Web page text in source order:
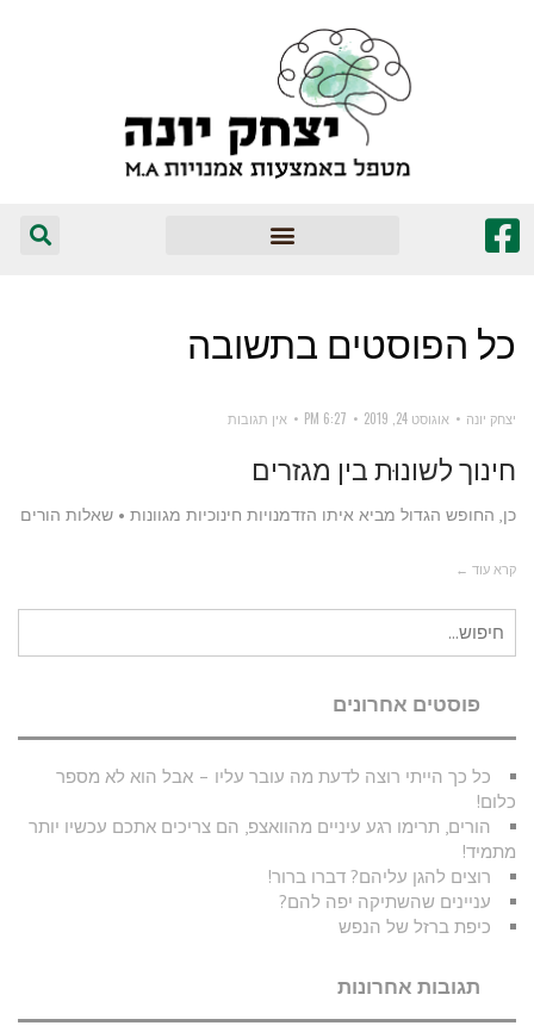
כל הפוסטים בתשובה
יצחק יונה אוגוסט 24, 2019 6:27 PM אין תגובות
חינוך לשונוּת בין מגזרים
כן, החופש הגדול מביא איתו הזדמנויות חינוכיות מגוונות • שאלות הורים
קרא עוד ←
עבור:
פוסטים אחרונים
כל כך הייתי רוצה לדעת מה עובר עליו – אבל הוא לא מספר
כלום!
הורים, תרימו רגע עיניים מהוואצפ, הם צריכים אתכם עכשיו יותר
מתמיד!
רוצים להגן עליהם? דברו ברור!
עניינים שהשתיקה יפה להם?
כיפת ברזל של הנפש
תגובות אחרונות